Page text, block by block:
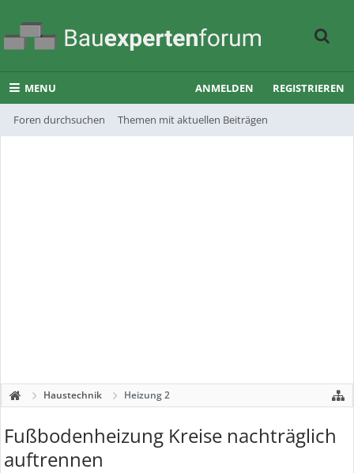
MENU
Foren durchsuchen Themen mit aktuellen Beiträgen
ANMELDEN REGISTRIEREN
Haustechnik Heizung 2
Fußbodenheizung Kreise nachträglich
auftrennen